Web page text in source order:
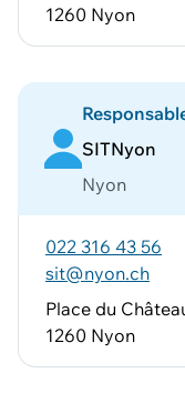
1260 Nyon
SITNyon
Nyon
022 316 43 56
sit@nyon.ch
Place du
1260 Nyon